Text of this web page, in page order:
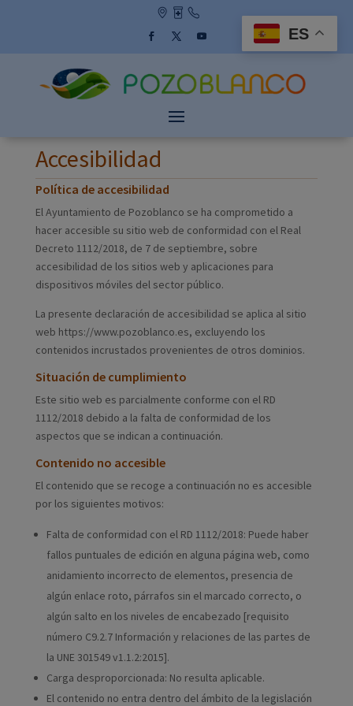
Accesibilidad
Política de accesibilidad
El Ayuntamiento de Pozoblanco se ha comprometido a
hacer accesible su sitio web de conformidad con el Real
Decreto 1112/2018, de 7 de septiembre, sobre
accesibilidad de los sitios web y aplicaciones para
dispositivos móviles del sector público.
La presente declaración de accesibilidad se aplica al sitio
web https://www.pozoblanco.es, excluyendo los
contenidos incrustados provenientes de otros dominios.
Situación de cumplimiento
Este sitio web es parcialmente conforme con el RD
1112/2018 debido a la falta de conformidad de los
aspectos que se indican a continuación.
Contenido no accesible
El contenido que se recoge a continuación no es accesible
por los siguientes motivos:
Falta de conformidad con el RD 1112/2018: Puede haber
fallos puntuales de edición en alguna página web, como
anidamiento incorrecto de elementos, presencia de
algún enlace roto, párrafos sin el marcado correcto, o
algún salto en los niveles de encabezado [requisito
número C9.2.7 Información y relaciones de las partes de
la UNE 301549 v1.1.2:2015].
Carga desproporcionada: No resulta aplicable.
El contenido no entra dentro del ámbito de la legislación
ES